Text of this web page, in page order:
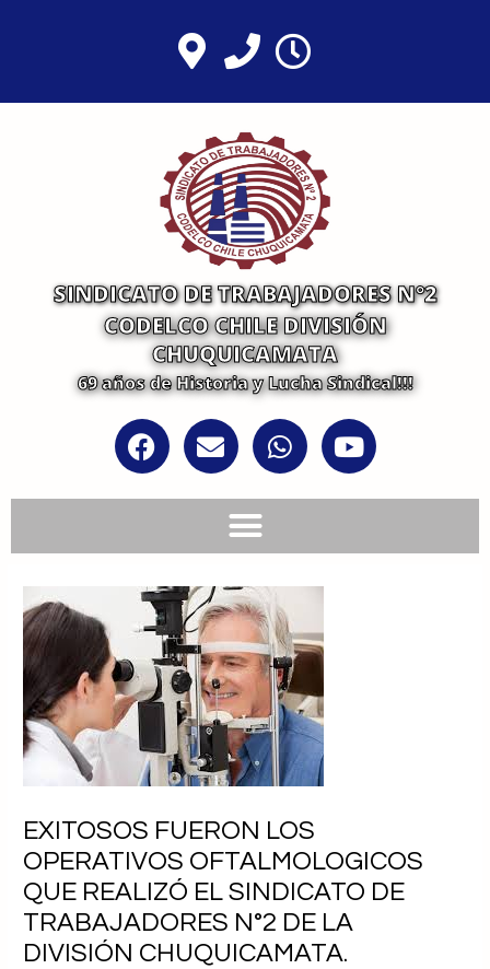
SINDICATO DE TRABAJADORES N°2
CODELCO CHILE DIVISIÓN
CHUQUICAMATA
69 años de Historia y Lucha Sindical!!!
a
c
k
n
v
e
h
a
p
o
u
EXITOSOS FUERON LOS
OPERATIVOS OFTALMOLOGICOS
QUE REALIZÓ EL SINDICATO DE
TRABAJADORES N°2 DE LA
DIVISIÓN CHUQUICAMATA.